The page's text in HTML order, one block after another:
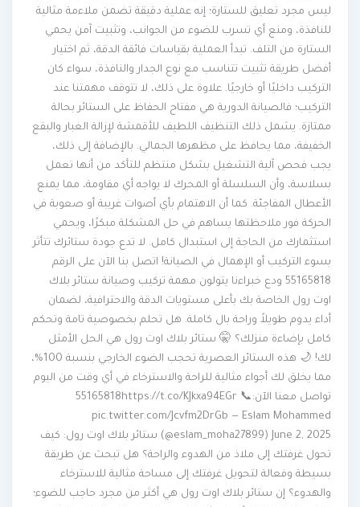
ليس مجرد تعليق للستارة؛ إنه عملية دقيقة تضمن ملاءمة مثالية
للنافذة، ومنع أي تسرب للضوء من الجوانب، وتثبيت آمن يحمي
الستارة من التلف. تبدأ العملية بقياسات فائقة الدقة، ثم اختيار
أفضل طريقة تثبيت تتناسب مع نوع الجدار والنافذة، سواء كان
التركيب داخليًا أو خارجيًا. علاوة على ذلك، لا تتوقف مهمتنا عند
التركيب؛ فالصيانة الدورية هي مفتاح الحفاظ على الستائر بحالة
ممتازة. يشمل ذلك التنظيف اللطيف للأقمشة لإزالة الغبار والبقع
الخفيفة، مما يحافظ على مظهرها الجمالي. بالإضافة إلى ذلك،
يجب فحص آلية التشغيل بشكل منتظم للتأكد من أنها تعمل
بسلاسة، وأن السلسلة أو المحرك لا يواجه أي مقاومة، مما يمنع
الأعطال المفاجئة. كما أن الاهتمام بأي أصوات غريبة أو صعوبة في
الحركة فور ملاحظتها يساهم في حل المشكلة مبكرًا، ويحمي
استثمارك من الحاجة إلى استبدال كامل. لا تدع جودة ستائرك تتأثر
بسوء التركيب أو الإهمال في الصيانة! اتصل بنا الآن على الرقم
55165818 ودع خبراءنا يتولون مهمة تركيب وصيانة ستائر بلاك
اوت رول الخاصة بك بأعلى مستويات الدقة والاحترافية، لضمان
أداء يدوم طويلاً وراحة بال كاملة. هل تحلم بخصوصية تامة وتحكم
كامل بإضاءة منزلك؟ 🤫 ستائر بلاك اوت رول هي الحل الأمثل
لك! 🌙 هذه الستائر العصرية تحجب الضوء الخارجي بنسبة 100%،
مما يخلق لك أجواء مثالية للراحة والاسترخاء في أي وقت من اليوم
تواصل معنا الآن:📞 55165818https://t.co/KJkxa94EGr
pic.twitter.com/Jcvfm2DrGb — Eslam Mohammed
(@eslam_moha27899) June 2, 2025 ستائر بلاك اوت رول: كيف
تحول غرفتك إلى ملاذ من الهدوء والراحة؟ هل تبحث عن طريقة
بسيطة وفعالة لتحويل غرفتك إلى مساحة مثالية للاسترخاء
والهدوء؟ إن ستائر بلاك اوت رول هي أكثر من مجرد حاجب للضوء؛